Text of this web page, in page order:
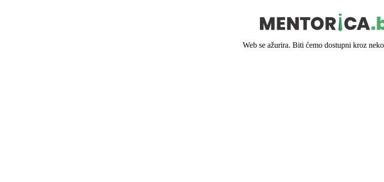
Web se ažurira. Biti ćemo dostupni kroz